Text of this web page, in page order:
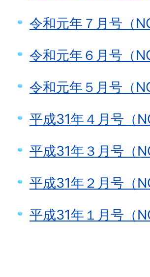
令和元年７月号（
令和元年６月号（
令和元年５月号（
平成31年４月号（
平成31年３月号（
平成31年２月号（
平成31年１月号（